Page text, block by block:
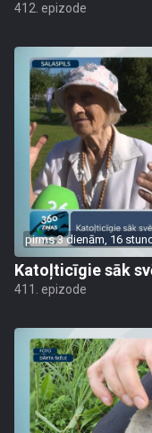
412. epizode
pirms 3 dienām, 16
Katoļticīgie sāk
411. epizode